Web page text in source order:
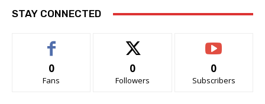
STAY CONNECTED
0
Fans
0
Followers
0
Subscribers